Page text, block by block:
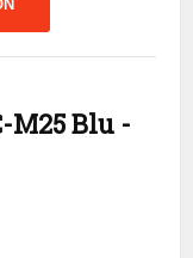
M25 Blu -